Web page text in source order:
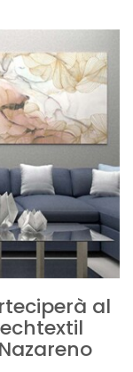
al